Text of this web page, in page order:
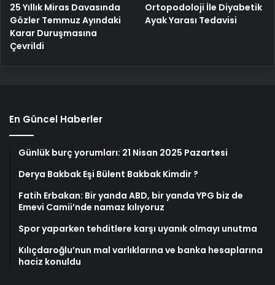
25 Yıllık Miras Davasında
Gözler Temmuz Ayındaki
Karar Duruşmasına
Çevrildi
Ortopodoloji İle Diyabetik
Ayak Yarası Tedavisi
En Güncel Haberler
Günlük burç yorumları: 21 Nisan 2025 Pazartesi
Derya Bakbak Eşi Bülent Bakbak Kimdir ?
Fatih Erbakan: Bir yanda ABD, bir yanda YPG biz de
Emevi Camii’nde namaz kılıyoruz
Spor yaparken tehditlere karşı uyanık olmayı unutma
Kılıçdaroğlu’nun mal varlıklarına ve banka hesaplarına
haciz konuldu